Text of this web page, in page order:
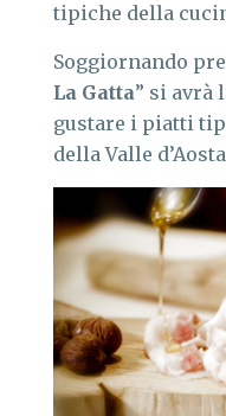
tipiche della
Soggiornando
La Gatta” si avrà
gustare i piatti
della Valle